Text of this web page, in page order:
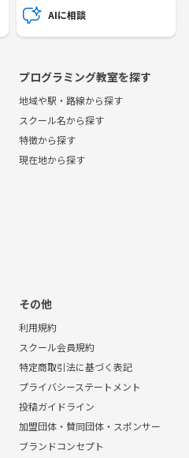
AIに相談
プログラミング教室を探す
地域や駅・路線から探す
スクール名から探す
特徴から探す
現在地から探す
その他
利用規約
スクール会員規約
特定商取引法に基づく表記
プライバシーステートメント
投稿ガイドライン
加盟団体・賛同団体・スポンサー
ブランドコンセプト